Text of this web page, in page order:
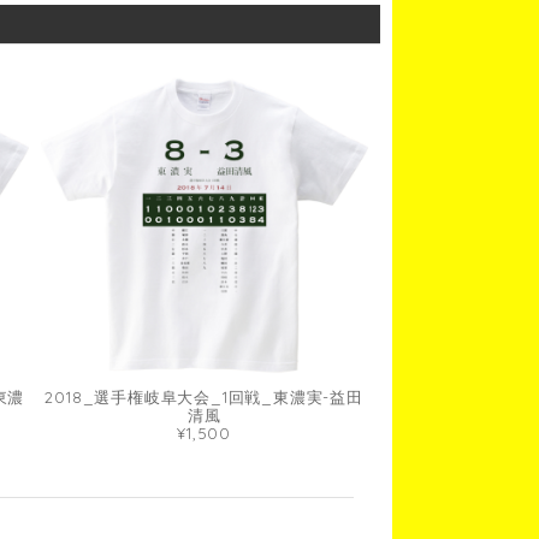
濃
2018_選手権岐阜大会_1回戦_東濃実-益田
清風
¥1,500